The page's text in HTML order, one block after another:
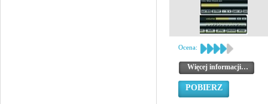
Ocena:
Więcej informacji…
POBIERZ